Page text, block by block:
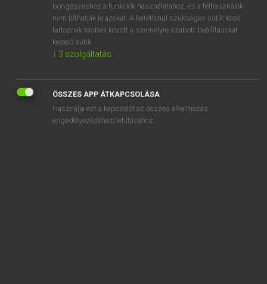
SZOTAR.NET APPLIKÁCIÓ
ONLINE NYELVVIZSGA
böngészéshez,a funkciók használatához, és a felhasználók
nem tilthatják le azokat. A feltétlenül szükséges sütik közé
tartoznak többek között a személyre szabott beállításokat
kezelő sütik.
↓ 3 szolgáltatás
ÖSSZES APP ÁTKAPCSOLÁSA
Használja ezt a kapcsolót az összes alkalmazás
engedélyezéséhez/letiltásához.